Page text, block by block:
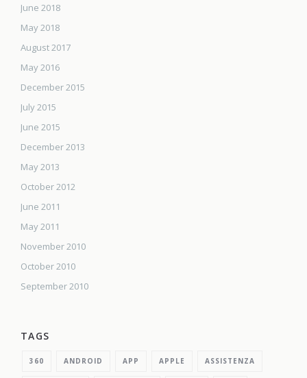
June 2018
May 2018
August 2017
May 2016
December 2015
July 2015
June 2015
December 2013
May 2013
October 2012
June 2011
May 2011
November 2010
October 2010
September 2010
TAGS
360 ANDROID APP APPLE ASSISTENZA